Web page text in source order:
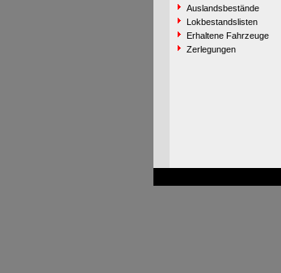
Auslandsbestände
Lokbestandslisten
Erhaltene Fahrzeuge
Zerlegungen